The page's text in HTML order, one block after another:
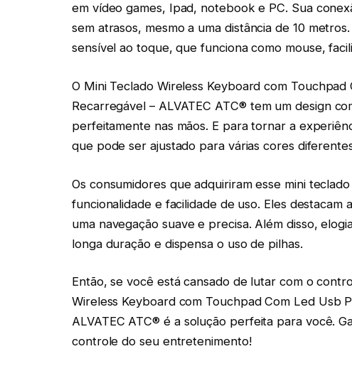
em vídeo games, Ipad, notebook e PC. Sua
sem atrasos, mesmo a uma distância de 10
sensível ao toque, que funciona como mouse,
O Mini Teclado Wireless Keyboard com
Recarregável – ALVATEC ATC® tem um design
perfeitamente nas mãos. E para tornar a
que pode ser ajustado para várias cores
Os consumidores que adquiriram esse mini
funcionalidade e facilidade de uso. Eles
uma navegação suave e precisa. Além disso,
longa duração e dispensa o uso de pilhas.
Então, se você está cansado de lutar com o
Wireless Keyboard com Touchpad Com Led Usb
ALVATEC ATC® é a solução perfeita para você.
controle do seu entretenimento!